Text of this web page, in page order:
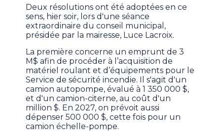
Deux résolutions ont été adoptées en ce
sens, hier soir, lors d'une séance
extraordinaire du conseil municipal,
présidée par la mairesse, Luce Lacroix.
La première concerne un emprunt de 3
M$ afin de procéder à l’acquisition de
matériel roulant et d’équipements pour le
Service de sécurité incendie. Il s'agit d'un
camion autopompe, évalué à 1 350 000 $,
et d'un camion-citerne, au coût d'un
million $. En 2027, on prévoit aussi
dépenser 500 000 $, cette fois pour un
camion échelle-pompe.